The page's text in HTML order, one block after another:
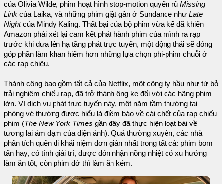
của Olivia Wilde, phim hoạt hình stop-motion quyến rũ Missing
Link của Laika, và những phim giật gân ở Sundance như Late
Nightcủa Mindy Kaling. Thất bại của bộ phim vừa kể đã khiến
Amazon phải xét lại cam kết phát hành phim của mình ra rạp
trước khi đưa lên hạ tầng phát trực tuyến, một động thái sẽ đóng
góp phần làm khan hiếm hơn những lựa chọn phi-phim chuỗi ở
các rạp chiếu.
Thành công bao gồm tất cả của Netflix, một công ty hầu như từ bỏ
trải nghiệm chiếu rạp, đã trở thành ông kẹ đối với các hãng phim
lớn. Vì dịch vụ phát trực tuyến này, một năm tầm thường tại
phòng vé thường được hiểu là điềm báo về cái chết của rạp chiếu
phim (The New York Times gần đây đã thực hiện loạt bài về
tương lai ảm đạm của điện ảnh). Quá thường xuyên, các nhà
phân tích quên đi khái niệm đơn giản nhất trong tất cả: phim bom
tấn hay, có tính giải trí, được đón nhận nồng nhiệt có xu hướng
làm ăn tốt, còn phim dở thì làm ăn kém.